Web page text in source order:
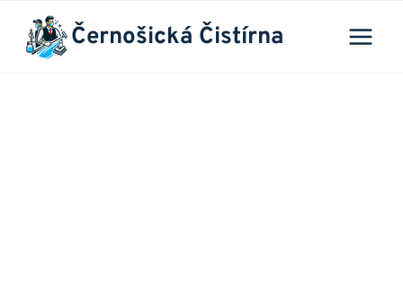
Přeskočit
obsah
Černošická Čistírna